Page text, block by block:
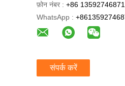
फ़ोन नंबर : +86 13592746871
WhatsApp :
संपर्क करें